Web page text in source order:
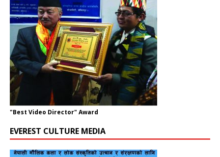
"Best Video Director" Award
EVEREST CULTURE MEDIA